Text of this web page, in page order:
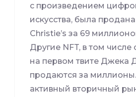
с произведением
искусства, была
Christie’s за 69
Другие NFT, в том числе
на первом твите Джека
продаются за
активный вторичный